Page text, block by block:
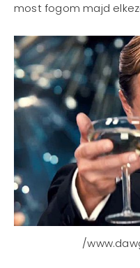
most fogom majd
/